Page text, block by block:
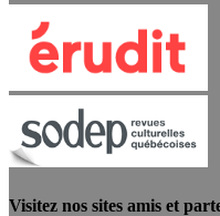
Visitez nos sites amis et